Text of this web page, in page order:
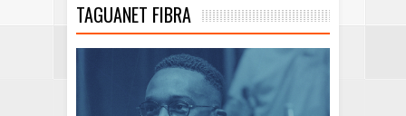
TAGUANET FIBRA